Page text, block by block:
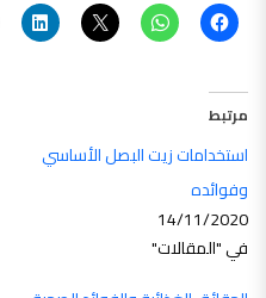
مرتبط
استخدامات زيت البصل الأساسي
وفوائده
14/11/2020
في "المقالات"